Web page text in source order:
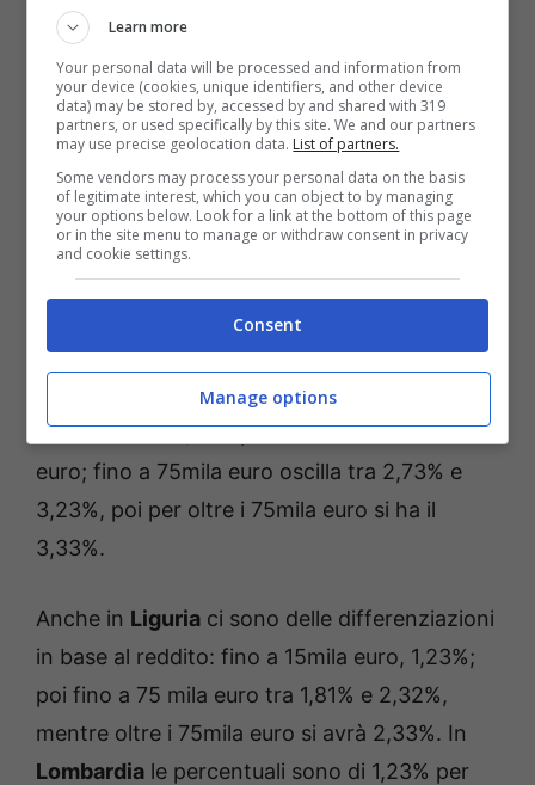
Busta paga a dicembre più alta: quanto aumenta per ogni
regione – dolomitics.it
Riguardo all’
si ha l’aliquota
del 1,33% per i redditi fino a 15mila euro,
mentre sarà tra 1,93% e 2,23% per i redditi
fino a 75mila euro; se si va oltre i 75mila euro,
allora c’è il 2,33%. InFriuli Venezia Giulia
lo 0,70% per i redditi fino a 15mila euro,
mentre l’1,23% per quelli oltre i 15mila euro.
NelLazioc’è l’1,73% per i redditi fino a 15mila
euro; fino a 75mila euro oscilla tra 2,73% e
3,23%, poi per oltre i 75mila euro si ha il
3,33%.
Anche in Liguria ci sono delle differenziazioni
in base al reddito: fino a 15mila euro, 1,23%;
poi fino a 75 mila euro tra 1,81% e 2,32%,
mentre oltre i 75mila euro si avrà 2,33%. In
Lombardia le percentuali sono di 1,23% per
Learn more
Your personal data will be processed and information from
your device (cookies, unique identifiers, and other device
data) may be stored by, accessed by and shared with 319
partners, or used specifically by this site. We and our partners
may use precise geolocation data. List of partners.
Some vendors may process your personal data on the basis
of legitimate interest, which you can object to by managing
your options below. Look for a link at the bottom of this page
or in the site menu to manage or withdraw consent in privacy
and cookie settings.
Consent
Manage options